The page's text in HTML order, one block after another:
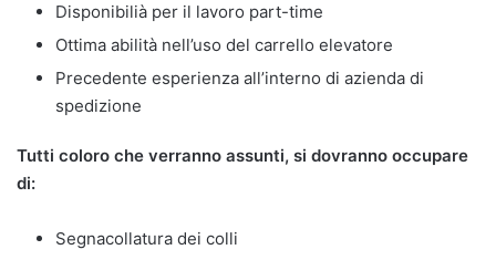
Disponibilià per il lavoro part-time
Ottima abilità nell’uso del carrello elevatore
Precedente esperienza all’interno di azienda di
spedizione
Tutti coloro che verranno assunti, si dovranno occupare
di:
Segnacollatura dei colli